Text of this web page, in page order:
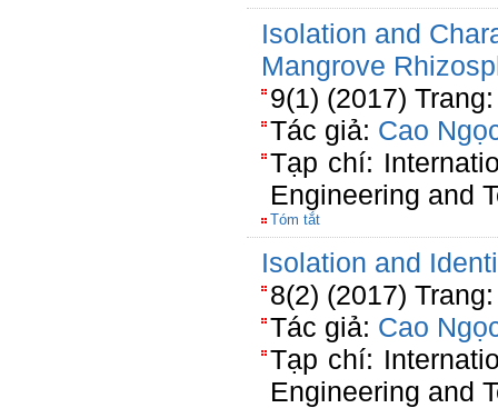
Isolation and
Mangrove
9(1) (2017)
Tác giả: Cao
Tạp chí:
Engineering and
Tóm tắt
Isolation and
8(2) (2017)
Tác giả: Cao
Tạp chí:
Engineering and